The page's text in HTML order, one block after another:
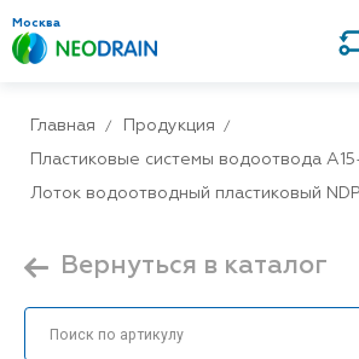
Москва
Главная
Продукция
Пластиковые системы водоотвода
Лоток водоотводный пластиковый
Вернуться в каталог